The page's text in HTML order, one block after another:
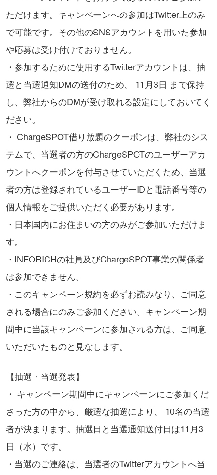
ただけます。キャンペーンへの参加はTwitter上のみ
で可能です。その他のSNSアカウントを用いた参加
や応募は受け付けておりません。
・参加するために使用するTwitterアカウントは、抽
選と当選通知DMの送付のため、 11月3日 まで保持
し、弊社からのDMが受け取れる設定にしておいてく
ださい。
・ ChargeSPOT借り放題のクーポンは、弊社のシス
テムで、当選者の方のChargeSPOTのユーザーアカ
ウントへクーポンを付与させていただくため、当選
者の方は登録されているユーザーIDと電話番号等の
個人情報をご提供いただく必要があります。
・日本国内にお住まいの方のみがご参加いただけま
す。
・INFORICHの社員及びChargeSPOT事業の関係者
は参加できません。
・このキャンペーン規約を必ずお読みなり、ご同意
される場合にのみご参加ください。キャンペーン期
間中に当該キャンペーンに参加される方は、ご同意
いただいたものと見なします。
【抽選・当選発表】
・ キャンペーン期間中にキャンペーンにご参加くだ
さった方の中から、厳選な抽選により、 10名の当選
者が決まります。抽選日と当選通知送付日は11月3
日（水）です。
・当選のご連絡は、当選者のTwitterアカウントへ当